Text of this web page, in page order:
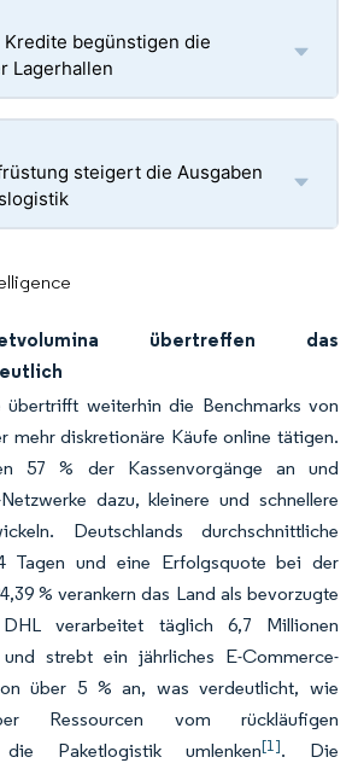
Kredite begünstigen die
Lagerhallen
steigert die Ausgaben
übertreffen das
übertrifft weiterhin die Benchmarks von
mehr diskretionäre Käufe online tätigen.
57 % der Kassenvorgänge an und
dazu, kleinere und schnellere
Deutschlands durchschnittliche
Tagen und eine Erfolgsquote bei der
% verankern das Land als bevorzugte
DHL verarbeitet täglich 6,7 Millionen
strebt ein jährliches E-Commerce-
über 5 % an, was verdeutlicht, wie
Ressourcen vom rückläufigen
Paketlogistik umlenken[1]. Die